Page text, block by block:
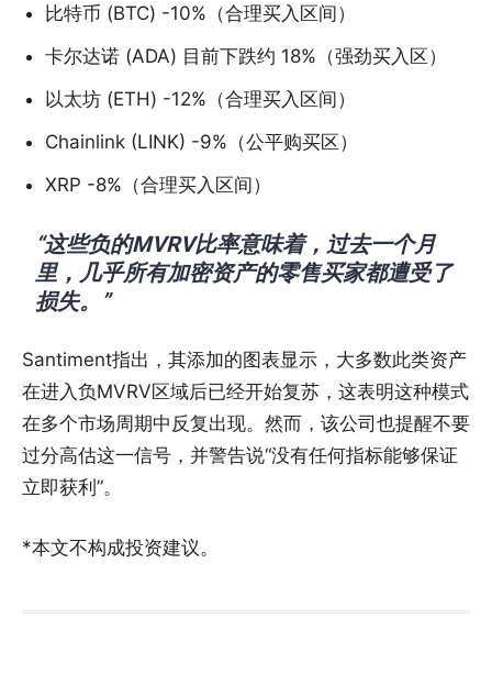
比特币 (BTC) -10%（合理买入区间）
卡尔达诺 (ADA) 目前下跌约 18%（强劲买入区）
以太坊 (ETH) -12%（合理买入区间）
Chainlink (LINK) -9%（公平购买区）
XRP -8%（合理买入区间）
“这些负的MVRV比率意味着，过去一个月
里，几乎所有加密资产的零售买家都遭受了
损失。”
Santiment指出，其添加的图表显示，大多数此类资产
在进入负MVRV区域后已经开始复苏，这表明这种模式
在多个市场周期中反复出现。然而，该公司也提醒不要
过分高估这一信号，并警告说“没有任何指标能够保证
立即获利”。
*本文不构成投资建议。